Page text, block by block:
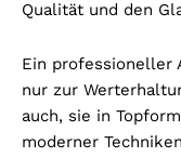
Qualität und den
Ein professioneller
nur zur
auch, sie in
moderner